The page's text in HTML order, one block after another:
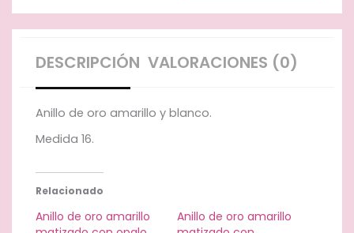
cantidad
DESCRIPCIÓN VALORACIONES (0)
Anillo de oro amarillo y blanco.
Medida 16.
Relacionado
Anillo de oro amarillo
Anillo de oro amarillo